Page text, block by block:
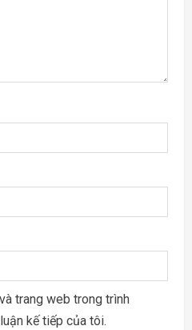
trang web trong trình
kế tiếp của tôi.